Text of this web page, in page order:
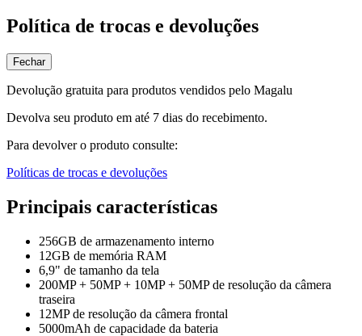
Política de trocas e devoluções
Fechar
Devolução gratuita para produtos vendidos pelo Magalu
Devolva seu produto em até 7 dias do recebimento.
Para devolver o produto consulte:
Políticas de trocas e devoluções
Principais características
256GB de armazenamento interno
12GB de memória RAM
6,9" de tamanho da tela
200MP + 50MP + 10MP + 50MP de resolução da câmera
traseira
12MP de resolução da câmera frontal
5000mAh de capacidade da bateria